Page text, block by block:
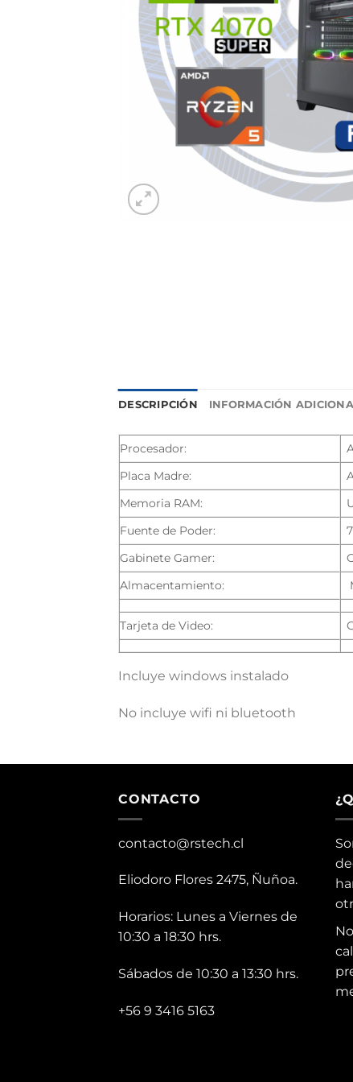
DESCRIPCIÓN INFORMACIÓN
Procesador:
Placa Madre:
Memoria RAM:
Fuente de Poder:
Gabinete Gamer:
Almacentamiento:
Tarjeta de Video:
Incluye windows instalado
No incluye wifi ni bluetooth
CONTACTO
contacto@rstech.cl
Eliodoro Flores 2475, Ñuñoa.
Horarios: Lunes a Viernes de
10:30 a 18:30 hrs.
Sábados de 10:30 a 13:30 hrs.
+56 9 3416 5163